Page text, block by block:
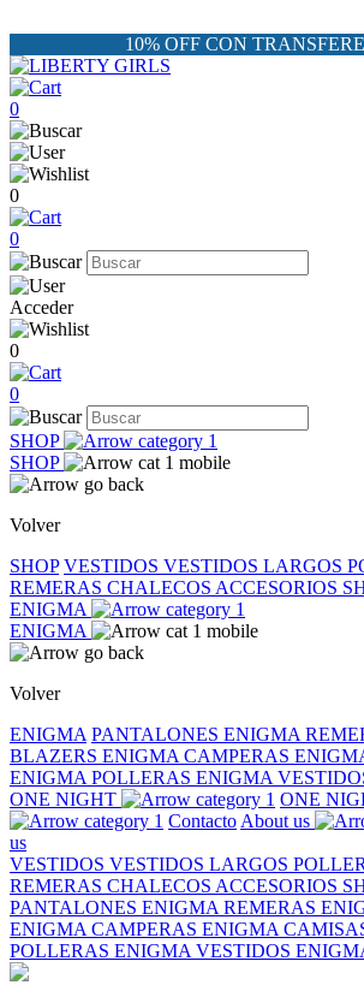
10% OFF CON
0
0
0
Acceder
0
0
SHOP
SHOP
Volver
SHOP VESTIDOS VESTIDOS LARGOS
REMERAS CHALECOS ACCESORIOS
ENIGMA
ENIGMA
Volver
ENIGMA PANTALONES ENIGMA
BLAZERS ENIGMA CAMPERAS
ENIGMA POLLERAS ENIGMA
ONE NIGHT
ONE
Contacto About us
us
VESTIDOS VESTIDOS LARGOS
REMERAS CHALECOS ACCESORIOS
PANTALONES ENIGMA REMERAS
ENIGMA CAMPERAS ENIGMA
POLLERAS ENIGMA VESTIDOS